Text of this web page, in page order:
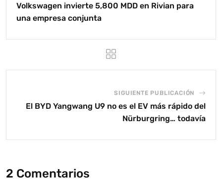
Volkswagen invierte 5,800 MDD en Rivian para
una empresa conjunta
SIGUIENTE PUBLICACIÓN
El BYD Yangwang U9 no es el EV más rápido del
Nürburgring… todavía
2 Comentarios